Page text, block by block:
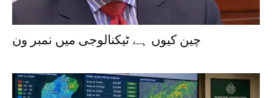
چین کیوں ہے ٹیکنالوجی میں نمبر ون